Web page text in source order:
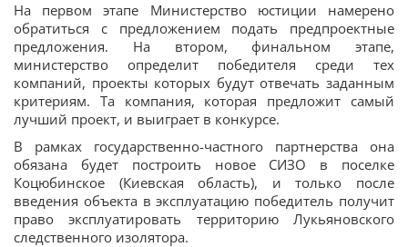
На первом этапе Министерство юстиции намерено
обратиться с предложением подать предпроектные
предложения. На втором, финальном этапе,
министерство определит победителя среди тех
компаний, проекты которых будут отвечать заданным
критериям. Та компания, которая предложит самый
лучший проект, и выиграет в конкурсе.
В рамках государственно-частного партнерства она
обязана будет построить новое СИЗО в поселке
Коцюбинское (Киевская область), и только после
введения объекта в эксплуатацию победитель получит
право эксплуатировать территорию Лукьяновского
следственного изолятора.